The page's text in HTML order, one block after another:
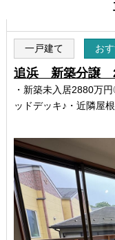
一戸建て お
追浜 新築分譲
・新築未入居2880万
ッドデッキ♪・近隣屋